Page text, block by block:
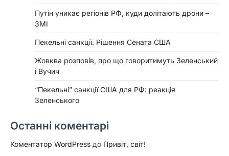
Путін уникає регіонів РФ, куди долітають дрони –
ЗМІ
Пекельні санкції. Рішення Сената США
Жовква розповів, про що говоритимуть Зеленський
і Вучич
“Пекельні” санкції США для РФ: реакція
Зеленського
Останні коментарі
Коментатор WordPress до Привіт, світ!